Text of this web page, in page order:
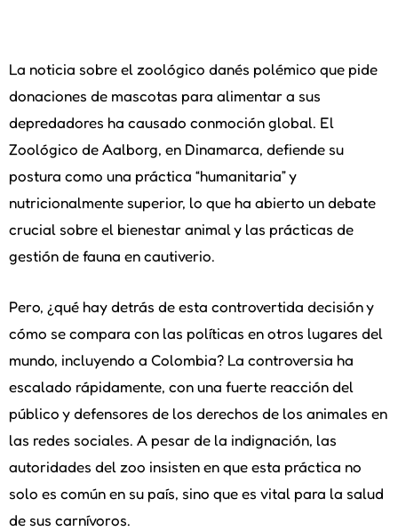
La noticia sobre el zoológico danés polémico que pide
donaciones de mascotas para alimentar a sus
depredadores ha causado conmoción global. El
Zoológico de Aalborg, en Dinamarca, defiende su
postura como una práctica “humanitaria” y
nutricionalmente superior, lo que ha abierto un debate
crucial sobre el bienestar animal y las prácticas de
gestión de fauna en cautiverio.
Pero, ¿qué hay detrás de esta controvertida decisión y
cómo se compara con las políticas en otros lugares del
mundo, incluyendo a Colombia? La controversia ha
escalado rápidamente, con una fuerte reacción del
público y defensores de los derechos de los animales en
las redes sociales. A pesar de la indignación, las
autoridades del zoo insisten en que esta práctica no
solo es común en su país, sino que es vital para la salud
de sus carnívoros.